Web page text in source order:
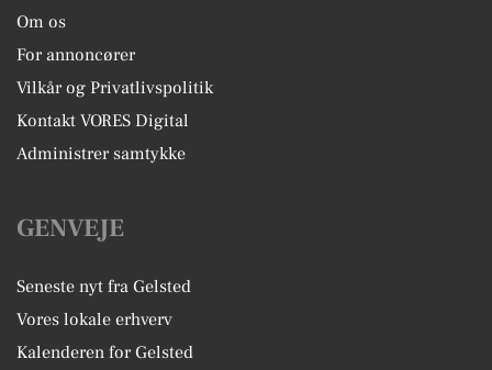
Om os
For annoncører
Vilkår og Privatlivspolitik
Kontakt VORES Digital
Administrer samtykke
GENVEJE
Seneste nyt fra Gelsted
Vores lokale erhverv
Kalenderen for Gelsted